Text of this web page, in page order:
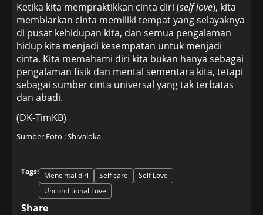
Ketika kita mempraktikkan cinta diri (self love), kita
membiarkan cinta memiliki tempat yang selayaknya
di pusat kehidupan kita, dan semua pengalaman
hidup kita menjadi kesempatan untuk menjadi
cinta. Kita memahami diri kita bukan hanya sebagai
pengalaman fisik dan mental sementara kita, tetapi
sebagai sumber cinta universal yang tak terbatas
dan abadi.
(DK-TimKB)
Sumber Foto : Shivaloka
Tags: Mencintai diri Self care
Self Love
Unconditional Love
Share